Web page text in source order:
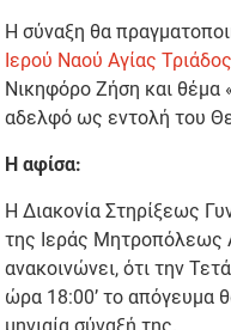
Η σύναξη θα
Ιερού Ναού Αγίας
Νικηφόρο Ζήση και
αδελφό ως εντολή του
Η αφίσα:
Η Διακονία Στηρίξεως
της Ιεράς Μητροπόλεως
ανακοινώνει, ότι την
ώρα 18:00’ το απόγευμα